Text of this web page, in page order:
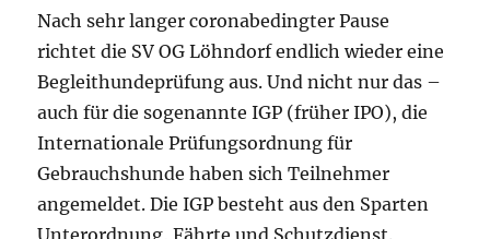
Nach sehr langer coronabedingter Pause
richtet die SV OG Löhndorf endlich wieder eine
Begleithundeprüfung aus. Und nicht nur das –
auch für die sogenannte IGP (früher IPO), die
Internationale Prüfungsordnung für
Gebrauchshunde haben sich Teilnehmer
angemeldet. Die IGP besteht aus den Sparten
Unterordnung, Fährte und Schutzdienst.